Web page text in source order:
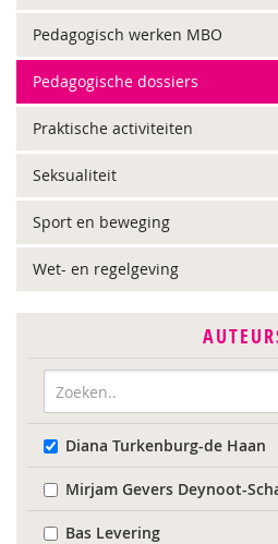
Pedagogisch werken MBO
Pedagogische dossiers
Praktische activiteiten
Seksualiteit
Sport en beweging
Wet- en regelgeving
Diana Turkenburg-de Haan
Mirjam Gevers Deynoot-
Bas Levering